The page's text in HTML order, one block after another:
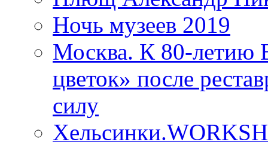
Ночь музеев 2019
Москва. К 80-
цветок» после
силу